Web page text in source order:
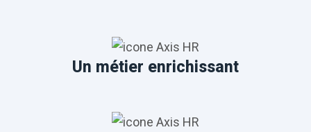
Un métier enrichissant